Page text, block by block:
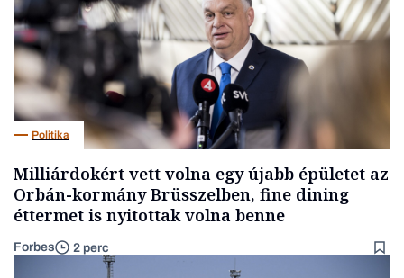
Politika
Milliárdokért vett volna egy újabb épületet az
Orbán-kormány Brüsszelben, fine dining
éttermet is nyitottak volna benne
Forbes 2 perc